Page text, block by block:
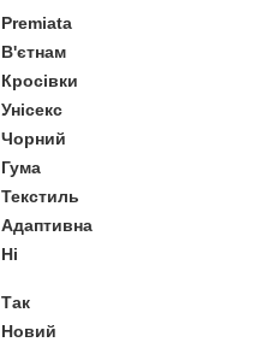
Premiata
В'єтнам
Кросівки
Унісекс
Чорний
Гума
Текстиль
Адаптивна
Ні
Так
Новий